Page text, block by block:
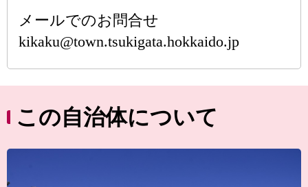
メールでのお問合せ
kikaku@town.tsukigata.hokkaido.jp
この自治体について